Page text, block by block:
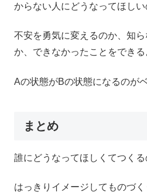
からない人にどうなってほしい
不安を勇気に変えるのか、知
か、できなかったことをできる
Aの状態がBの状態になるのが
まとめ
誰にどうなってほしくてつくる
はっきりイメージしてものづく